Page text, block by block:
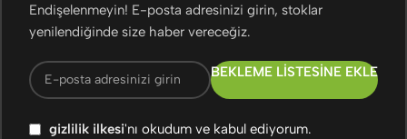
Endişelenmeyin! E-posta adresinizi girin, stoklar
yenilendiğinde size haber vereceğiz.
BEKLEME LISTESINE EKLE
gizlilik ilkesi'nı okudum ve kabul ediyorum.